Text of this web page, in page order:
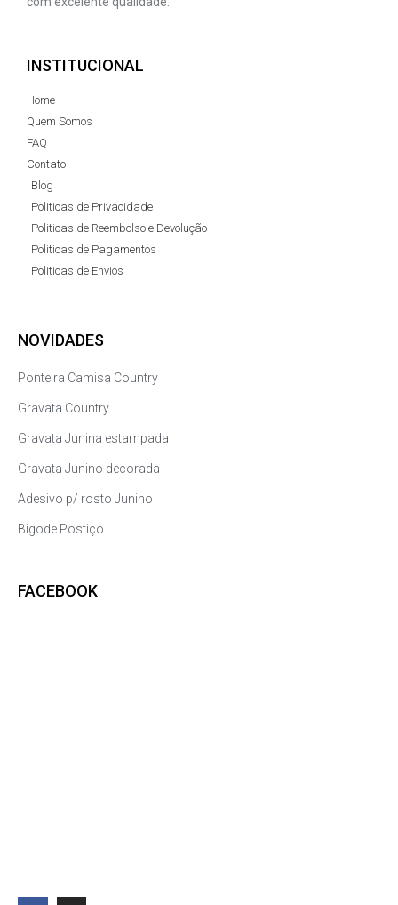
INSTITUCIONAL
Home
Quem Somos
FAQ
Contato
Blog
Politicas de Privacidade
Politicas de Reembolso e Devolução
Politicas de Pagamentos
Politicas de Envios
NOVIDADES
Ponteira Camisa Country
Gravata Country
Gravata Junina estampada
Gravata Junino decorada
Adesivo p/ rosto Junino
Bigode Postiço
FACEBOOK